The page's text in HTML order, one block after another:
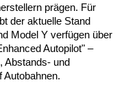
prägen. Für
der aktuelle Stand
Model Y verfügen über
Autopilot" –
Abstands- und